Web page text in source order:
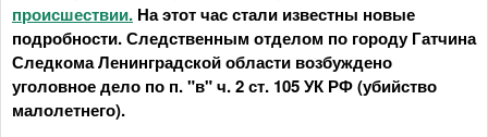
происшествии. На этот час стали известны новые
подробности. Следственным отделом по городу Гатчина
Следкома Ленинградской области возбуждено
уголовное дело по п. "в" ч. 2 ст. 105 УК РФ (убийство
малолетнего).